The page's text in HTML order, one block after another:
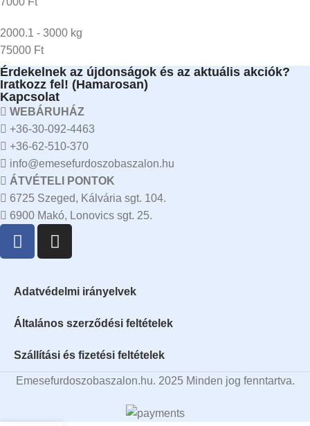
2000.1 - 3000 kg
75000 Ft
Érdekelnek az újdonságok és az aktuális akciók?
Iratkozz fel! (Hamarosan)
Kapcsolat
WEBÁRUHÁZ
+36-30-092-4463
+36-62-510-370
info@emesefurdoszobaszalon.hu
ÁTVÉTELI PONTOK
6725 Szeged, Kálvária sgt. 104.​
6900 Makó, Lonovics sgt. 25.
Adatvédelmi irányelvek
Általános szerződési feltételek
Szállítási és fizetési feltételek
Emesefurdoszobaszalon.hu. 2025 Minden jog fenntartva.